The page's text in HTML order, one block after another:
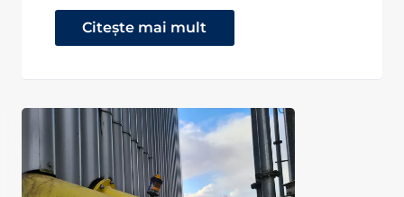
Citește mai mult